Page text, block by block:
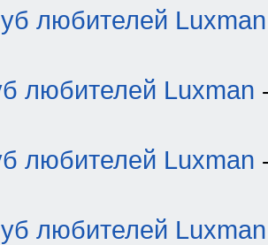
любителей Luxman
любителей Luxman
любителей Luxman
любителей Luxman